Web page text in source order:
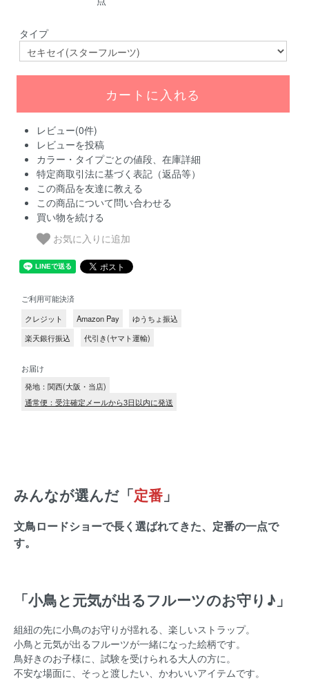
タイプ
レビュー(0件)
レビューを投稿
カラー・タイプごとの値段、在庫詳細
特定商取引法に基づく表記（返品等）
この商品を友達に教える
この商品について問い合わせる
買い物を続ける
お気に入りに追加
ご利用可能決済
クレジット
Amazon Pay
ゆうちょ振込
楽天銀行振込
代引き(ヤマト運輸)
お届け
発地：関西(大阪・当店)
通常便：受注確定メールから3日以内に発送
みんなが選んだ「定番 」
文鳥ロードショーで長く選ばれてきた、定番の一点で
す。
「小鳥と元気が出るフルーツのお守り♪」
組紐の先に小鳥のお守りが揺れる、楽しいストラップ。
小鳥と元気が出るフルーツが一緒になった絵柄です。
鳥好きのお子様に、試験を受けられる大人の方に。
不安な場面に、そっと渡したい、かわいいアイテムです。